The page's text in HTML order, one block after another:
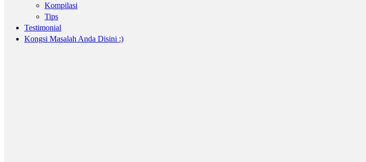
Kompilasi
Tips
Testimonial
Kongsi Masalah Anda Disini :)